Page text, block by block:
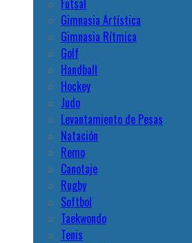
Futsal
Gimnasia Artística
Gimnasia Rítmica
Golf
Handball
Hockey
Judo
Levantamiento de Pesas
Natación
Remo
Canotaje
Rugby
Softbol
Taekwondo
Tenis